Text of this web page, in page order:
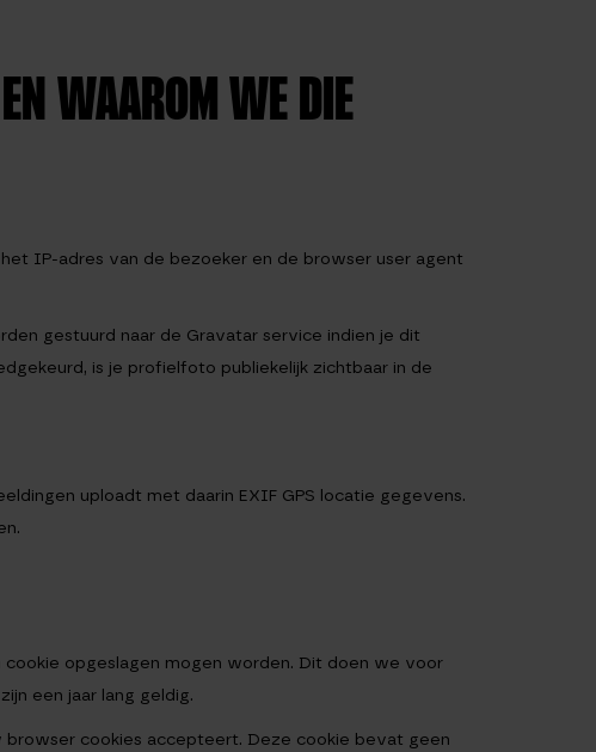
WAAROM WE DIE
IP-adres van de bezoeker en de browser user agent
gestuurd naar de Gravatar service indien je dit
is je profielfoto publiekelijk zichtbaar in de
uploadt met daarin EXIF GPS locatie gegevens.
opgeslagen mogen worden. Dit doen we voor
een jaar lang geldig.
cookies accepteert. Deze cookie bevat geen